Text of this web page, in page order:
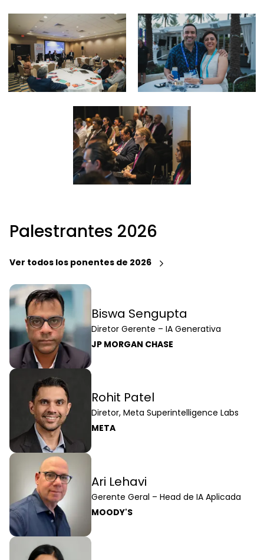
Palestrantes 2026
Ver todos los ponentes de 2026
Biswa Sengupta
Diretor Gerente – IA Generativa
JP MORGAN CHASE
Rohit Patel
Diretor, Meta Superintelligence Labs
META
Ari Lehavi
Gerente Geral – Head de IA Aplicada
MOODY'S